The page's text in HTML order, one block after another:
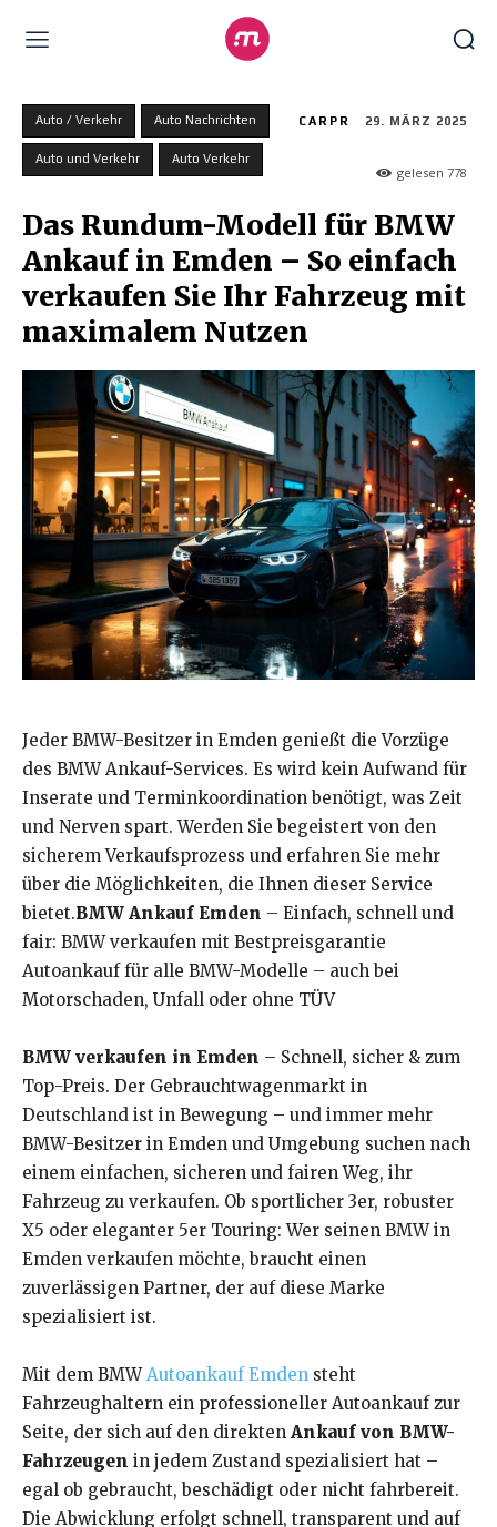
Auto / Verkehr Auto Nachrichten
Auto und Verkehr Auto Verkehr
CARPR 29. MÄRZ 2025
gelesen778
Das Rundum-Modell für BMW
Ankauf in Emden – So einfach
verkaufen Sie Ihr Fahrzeug mit
maximalem Nutzen
Jeder BMW-Besitzer in Emden genießt die Vorzüge
des BMW Ankauf-Services. Es wird kein Aufwand für
Inserate und Terminkoordination benötigt, was Zeit
und Nerven spart. Werden Sie begeistert von den
sicherem Verkaufsprozess und erfahren Sie mehr
über die Möglichkeiten, die Ihnen dieser Service
bietet.BMW Ankauf Emden – Einfach, schnell und
fair: BMW verkaufen mit Bestpreisgarantie
Autoankauf für alle BMW-Modelle – auch bei
Motorschaden, Unfall oder ohne TÜV
BMW verkaufen in Emden – Schnell, sicher & zum
Top-Preis. Der Gebrauchtwagenmarkt in
Deutschland ist in Bewegung – und immer mehr
BMW-Besitzer in Emden und Umgebung suchen nach
einem einfachen, sicheren und fairen Weg, ihr
Fahrzeug zu verkaufen. Ob sportlicher 3er, robuster
X5 oder eleganter 5er Touring: Wer seinen BMW in
Emden verkaufen möchte, braucht einen
zuverlässigen Partner, der auf diese Marke
spezialisiert ist.
Mit dem BMWAutoankauf Emden steht
Fahrzeughaltern ein professioneller Autoankauf zur
Seite, der sich auf den direkten Ankauf von BMW-
Fahrzeugen in jedem Zustand spezialisiert hat –
egal ob gebraucht, beschädigt oder nicht fahrbereit.
Die Abwicklung erfolgt schnell, transparent und auf